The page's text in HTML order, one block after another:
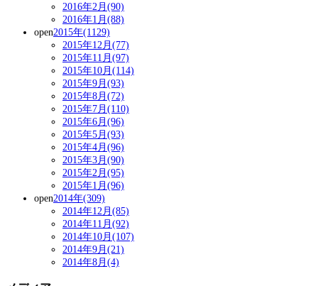
2016年2月(90)
2016年1月(88)
open2015年(1129)
2015年12月(77)
2015年11月(97)
2015年10月(114)
2015年9月(93)
2015年8月(72)
2015年7月(110)
2015年6月(96)
2015年5月(93)
2015年4月(96)
2015年3月(90)
2015年2月(95)
2015年1月(96)
open2014年(309)
2014年12月(85)
2014年11月(92)
2014年10月(107)
2014年9月(21)
2014年8月(4)